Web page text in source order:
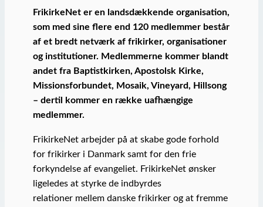
FrikirkeNet er en landsdækkende organisation,
som med sine flere end 120 medlemmer består
af et bredt netværk af frikirker, organisationer
og institutioner. Medlemmerne kommer blandt
andet fra Baptistkirken, Apostolsk Kirke,
Missionsforbundet, Mosaik, Vineyard, Hillsong
– dertil kommer en række uafhængige
medlemmer.
FrikirkeNet arbejder på at skabe gode forhold
for frikirker i Danmark samt for den frie
forkyndelse af evangeliet. FrikirkeNet ønsker
ligeledes at styrke de indbyrdes
relationer mellem danske frikirker og at fremme